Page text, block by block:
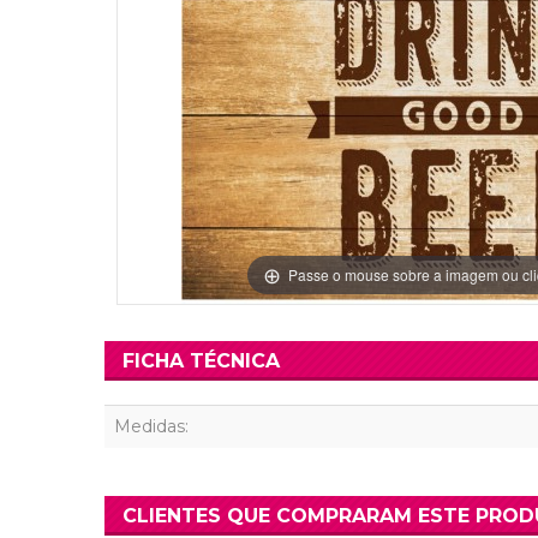
Ver MaisDecoração
Ver Mais
Ver Mais
Grinaldas
Ver Mais
Passe o mouse sobre a imagem ou
FICHA TÉCNICA
Medidas:
CLIENTES QUE COMPRARAM ESTE